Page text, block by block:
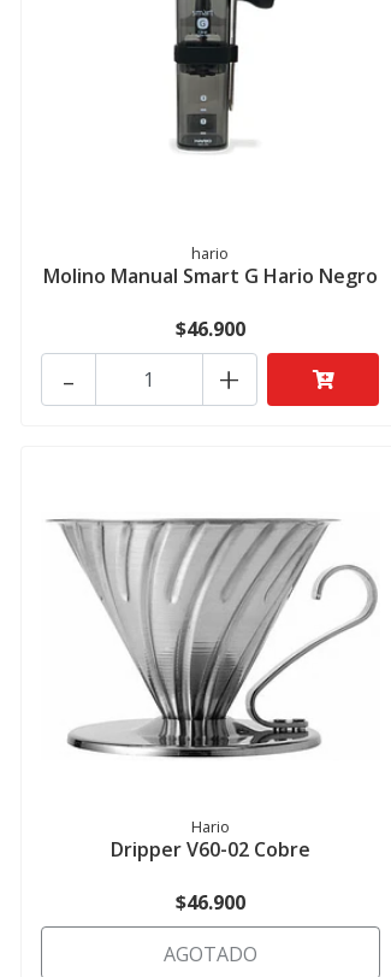
hario
Molino Manual Smart G Hario Negro
$46.900
+
-
Hario
Dripper V60-02 Cobre
$46.900
AGOTADO